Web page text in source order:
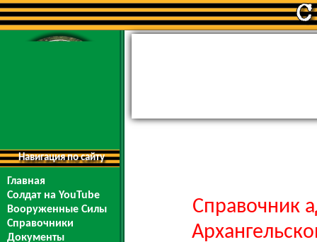
Навигация по сайту
Главная
Солдат на YouTube
Вооруженные Силы
Справочники
Документы
Справочник